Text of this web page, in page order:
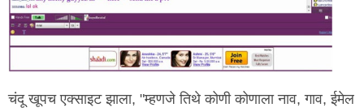
चंदू खूपच एक्साइट झाला, "म्हणजे तिथे कोणी कोणाला नाव, गाव, ईमेल